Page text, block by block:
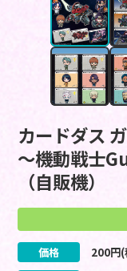
カードダス
～機動戦士
（自販機）
価格 200円(